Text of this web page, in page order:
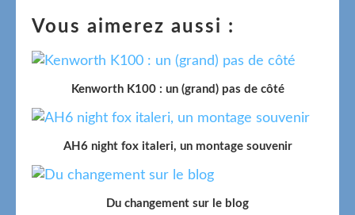
Vous aimerez aussi :
Kenworth K100 : un (grand) pas de côté
AH6 night fox italeri, un montage souvenir
Du changement sur le blog